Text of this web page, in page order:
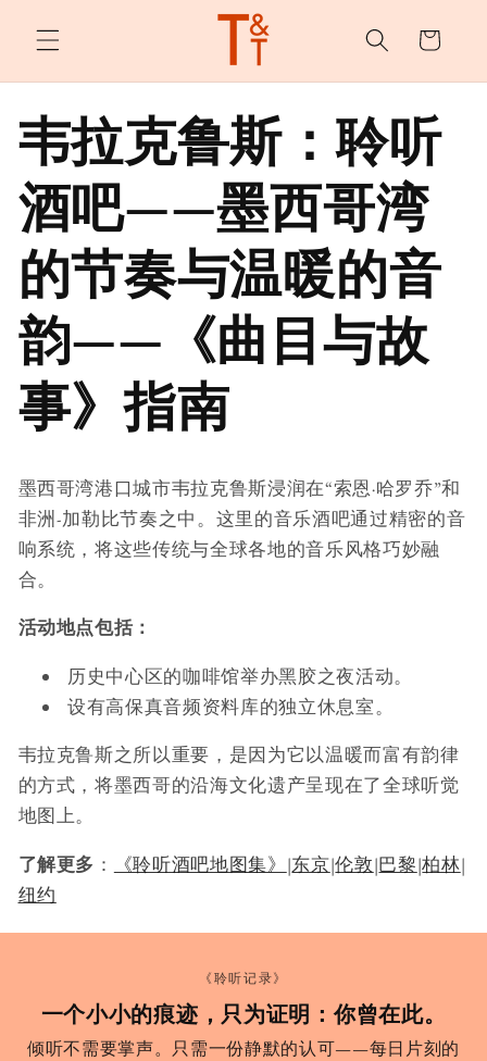
容
物
韦拉克鲁斯：聆听
酒吧——墨西哥湾
的节奏与温暖的音
韵——《曲目与故
事》指南
墨西哥湾港口城市韦拉克鲁斯浸润在“索恩·哈罗乔”和
非洲-加勒比节奏之中。这里的音乐酒吧通过精密的音
响系统，将这些传统与全球各地的音乐风格巧妙融
合。
活动地点包括：
历史中心区的咖啡馆举办黑胶之夜活动。
设有高保真音频资料库的独立休息室。
韦拉克鲁斯之所以重要，是因为它以温暖而富有韵律
的方式，将墨西哥的沿海文化遗产呈现在了全球听觉
地图上。
了解更多 ： 《聆听酒吧地图集》 |东京|伦敦|巴黎|柏林|
纽约
《聆听记录》
一个小小的痕迹，只为证明：你曾在此。
倾听不需要掌声。只需一份静默的认可——每日片刻的